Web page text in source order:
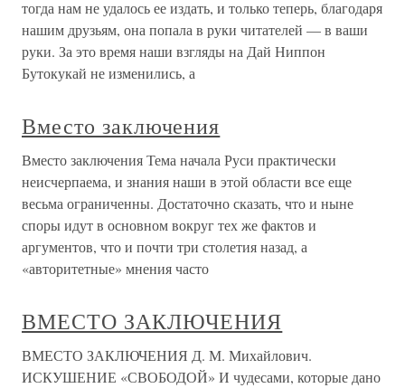
тогда нам не удалось ее издать, и только теперь, благодаря
нашим друзьям, она попала в руки читателей — в ваши
руки. За это время наши взгляды на Дай Ниппон
Бутокукай не изменились, а
Вместо заключения
Вместо заключения Тема начала Руси практически
неисчерпаема, и знания наши в этой области все еще
весьма ограниченны. Достаточно сказать, что и ныне
споры идут в основном вокруг тех же фактов и
аргументов, что и почти три столетия назад, а
«авторитетные» мнения часто
ВМЕСТО ЗАКЛЮЧЕНИЯ
ВМЕСТО ЗАКЛЮЧЕНИЯ Д. М. Михайлович.
ИСКУШЕНИЕ «СВОБОДОЙ» И чудесами, которые дано